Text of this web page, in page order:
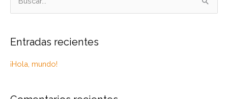
c
a
Entradas recientes
¡Hola, mundo!